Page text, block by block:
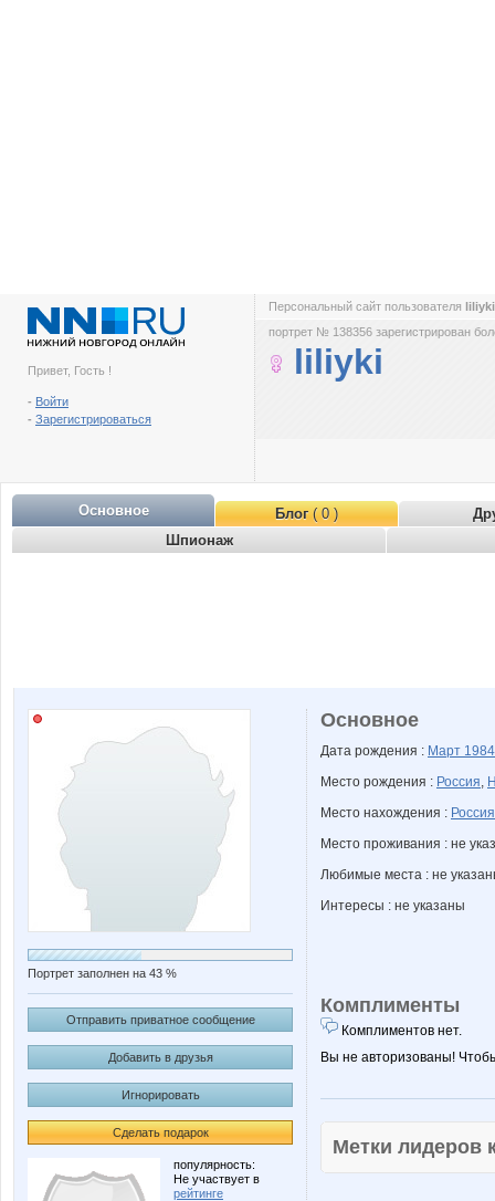
Привет, Гость !
- Войти
- Зарегистрироваться
Персональный сайт пользователя
портрет № 138356 зарегистрирован
liliyki
Основное Блог( 0 )
Шпионаж
Портрет заполнен на 43 %
Отправить приватное сообщение
Добавить в друзья
Игнорировать
Сделать подарок
популярность:
Не участвует в
рейтинге
Основное
Дата рождения : Март 1984
Место рождения : Россия,
Место нахождения : Россия
Место проживания : не
Любимые места : не
Интересы : не указаны
Комплименты
Комплиментов нет.
Вы не авторизованы!
Метки